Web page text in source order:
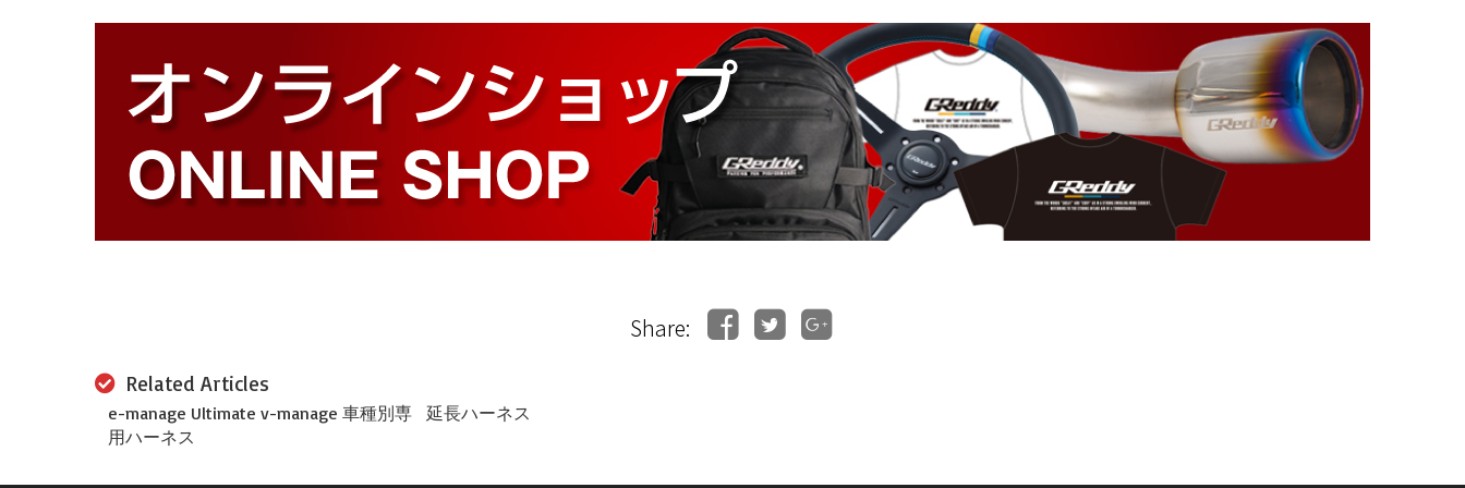
Share:
Related Articles
e-manage Ultimate v-manage 車種別専
用ハーネス
延長ハーネス